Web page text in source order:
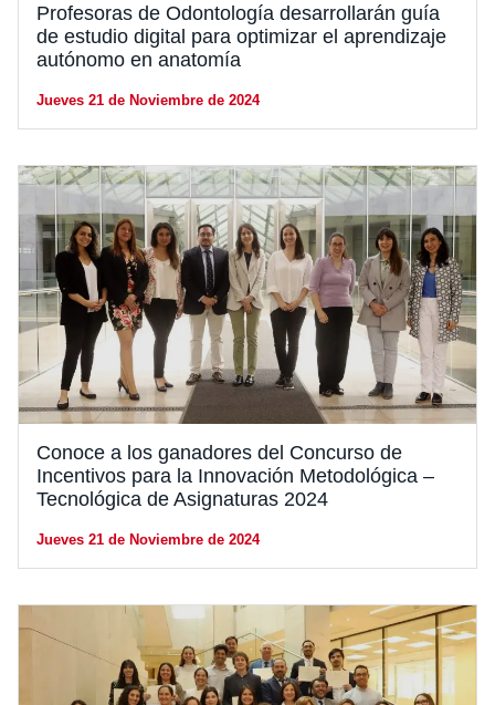
Profesoras de Odontología desarrollarán guía
de estudio digital para optimizar el aprendizaje
autónomo en anatomía
Jueves 21 de Noviembre de 2024
Conoce a los ganadores del Concurso de
Incentivos para la Innovación Metodológica –
Tecnológica de Asignaturas 2024
Jueves 21 de Noviembre de 2024